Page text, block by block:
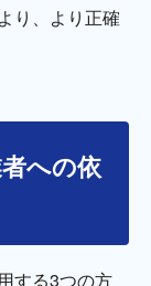
り、より正確
への依
する3つの方